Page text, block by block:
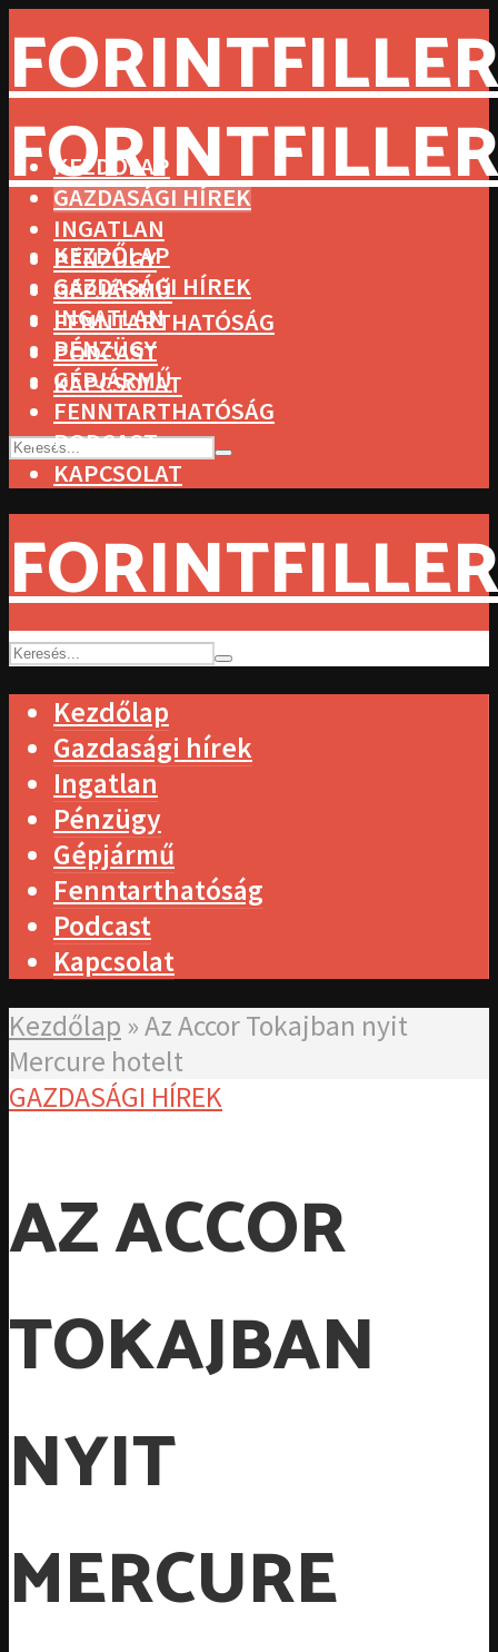
KEZDŐLAP
GAZDASÁGI HÍREK
INGATLAN
PÉNZÜGY
GÉPJÁRMŰ
FENNTARTHATÓSÁG
PODCAST
KAPCSOLAT
KEZDŐLAP
GAZDASÁGI HÍREK
INGATLAN
PÉNZÜGY
GÉPJÁRMŰ
FENNTARTHATÓSÁG
PODCAST
KAPCSOLAT
Kezdőlap
Gazdasági hírek
Ingatlan
Pénzügy
Gépjármű
Fenntarthatóság
Podcast
Kapcsolat
Kezdőlap »Az Accor Tokajban nyit
Mercure hotelt
GAZDASÁGI HÍREK
AZ ACCOR
TOKAJBAN
NYIT
MERCURE